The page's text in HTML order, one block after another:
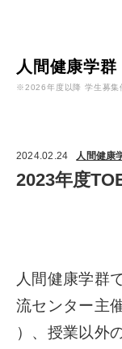
人間健康学群
※2026年度以降 学生募集
2024.02.24 人間健康
2023年度
人間健康学群
流センター主
）、授業以外